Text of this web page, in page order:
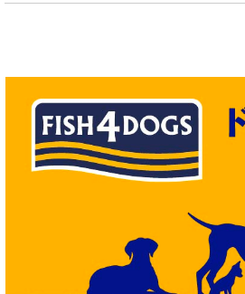
関節サポート対応 フード for CAT
糖尿ケア対応 フード for CAT
肥満ケア対応 フード for CAT
泌尿器ケア対応 フード for CAT